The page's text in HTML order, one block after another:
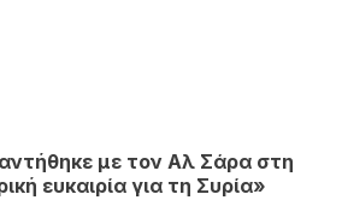
με τον Αλ Σάρα στη
ευκαιρία για τη Συρία»